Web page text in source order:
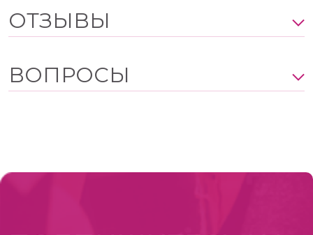
ОТЗЫВЫ
ВОПРОСЫ